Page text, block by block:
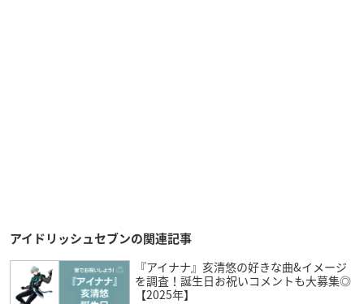
アイドリッシュセブンの関連記事
『アイナナ』亥清悠の好きな曲&イメージ
を調査！誕生日お祝いコメントも大募集◎
【2025年】